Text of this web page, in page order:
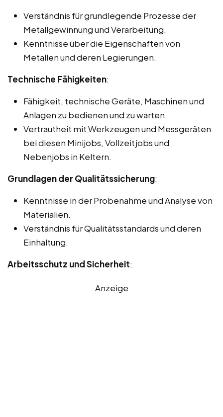
Verständnis für grundlegende Prozesse der
Metallgewinnung und Verarbeitung.
Kenntnisse über die Eigenschaften von
Metallen und deren Legierungen.
Technische Fähigkeiten:
Fähigkeit, technische Geräte, Maschinen und
Anlagen zu bedienen und zu warten.
Vertrautheit mit Werkzeugen und Messgeräten
bei diesen Minijobs, Vollzeitjobs und
Nebenjobs in Keltern.
Grundlagen der Qualitätssicherung:
Kenntnisse in der Probenahme und Analyse von
Materialien.
Verständnis für Qualitätsstandards und deren
Einhaltung.
Arbeitsschutz und Sicherheit:
Anzeige